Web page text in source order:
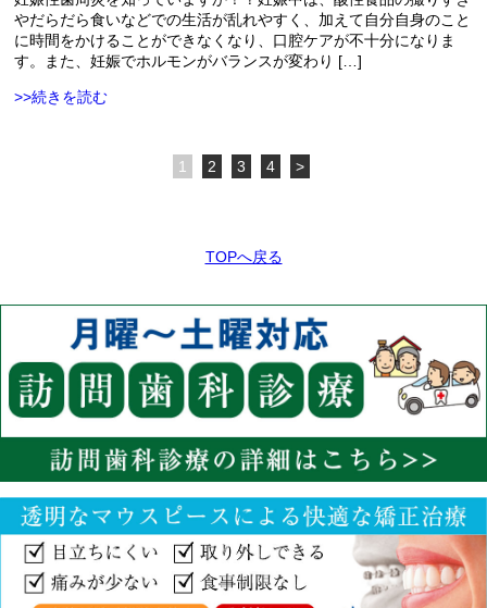
やだらだら食いなどでの生活が乱れやすく、加えて自分自身のこと
に時間をかけることができなくなり、口腔ケアが不十分になりま
す。また、妊娠でホルモンがバランスが変わり […]
>>続きを読む
1 2 3 4 >
TOPへ戻る